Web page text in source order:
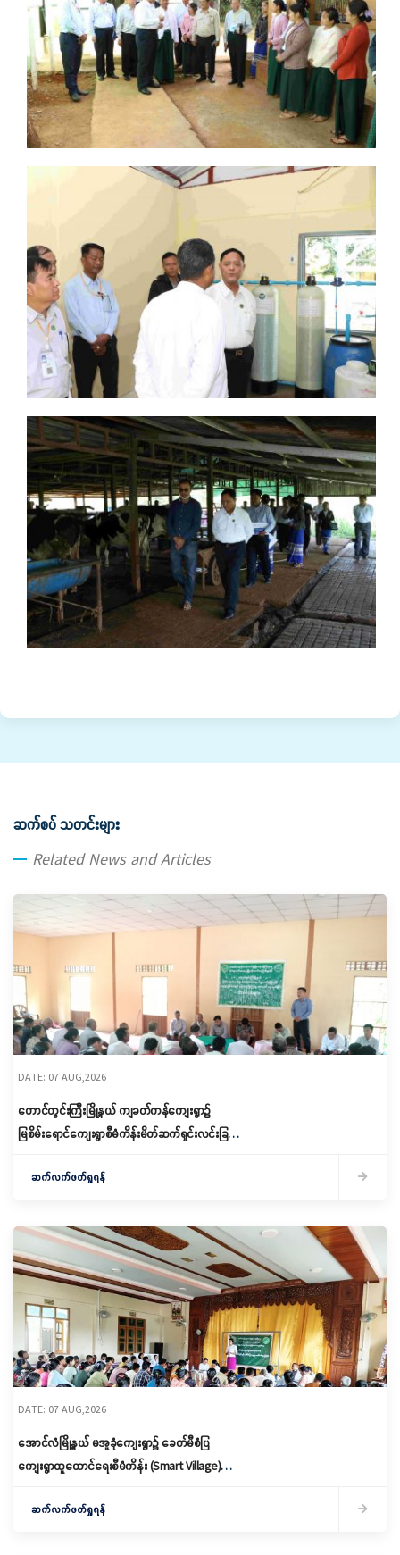
ဆက်စပ် သတင်းများ
Related News and Articles
DATE: 07 AUG,2026
တောင်တွင်းကြီးမြို့နယ် ကျခတ်ကန်ကျေးရွာ၌
မြစိမ်းရောင်ကျေးရွာစီမံကိန်းမိတ်ဆက်ရှင်းလင်းခြင်း
ဆက်လက်ဖတ်ရှုရန်
DATE: 07 AUG,2026
အောင်လံမြို့နယ် မအူခုံကျေးရွာ၌ ခေတ်မီစံပြ
ကျေးရွာထူထောင်ရေးစီမံကိန်း (Smart Village)
ဆက်လက်ဖတ်ရှုရန်